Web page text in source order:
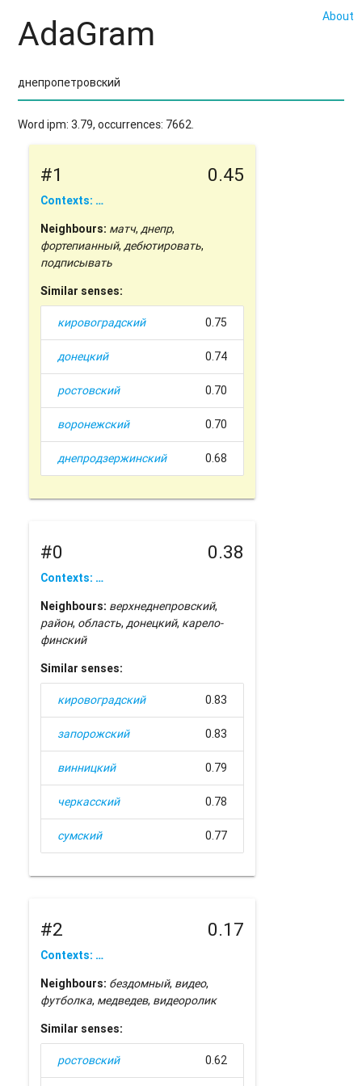
About
AdaGram
Word ipm: 3.79, occurrences: 7662.
#1 0.45
Contexts: …
Neighbours: матч,днепр,
фортепианный,дебютировать,
подписывать
Similar senses:
кировоградский 0.75
донецкий 0.74
ростовский 0.70
воронежский 0.70
днепродзержинский 0.68
#0 0.38
Contexts: …
Neighbours: верхнеднепровский,
район, область,донецкий, карело-
финский
Similar senses:
кировоградский 0.83
запорожский 0.83
винницкий 0.79
черкасский 0.78
сумский 0.77
#2 0.17
Contexts: …
Neighbours: бездомный, видео,
футболка, медведев, видеоролик
Similar senses:
ростовский 0.62